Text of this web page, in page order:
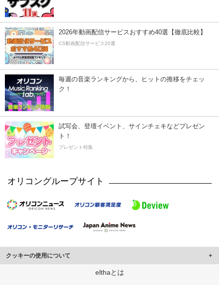
2026年動画配信サービスおすすめ40選【徹底比較】
CS動画配信サービス20選
毎週の音楽ランキングから、ヒットの推移をチェッ
ク！
試写会、登壇イベント、サインチェキなどプレゼン
ト！
プレゼント特集
オリコングループサイト
クッキーの使用について
このサイトでは Cookie を使用して、ユーザーに合わせたコンテンツや広告の
elthaとは